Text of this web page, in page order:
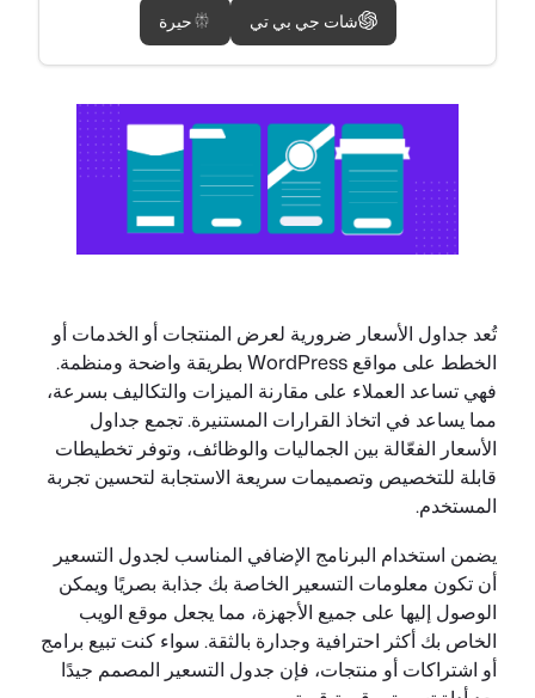
شات جي بي تي حيرة
تُعد جداول الأسعار ضرورية لعرض المنتجات أو الخدمات أو
الخطط على مواقع WordPress بطريقة واضحة ومنظمة.
فهي تساعد العملاء على مقارنة الميزات والتكاليف بسرعة،
مما يساعد في اتخاذ القرارات المستنيرة. تجمع جداول
الأسعار الفعّالة بين الجماليات والوظائف، وتوفر تخطيطات
قابلة للتخصيص وتصميمات سريعة الاستجابة لتحسين تجربة
المستخدم.
يضمن استخدام البرنامج الإضافي المناسب لجدول التسعير
أن تكون معلومات التسعير الخاصة بك جذابة بصريًا ويمكن
الوصول إليها على جميع الأجهزة، مما يجعل موقع الويب
الخاص بك أكثر احترافية وجدارة بالثقة. سواء كنت تبيع برامج
أو اشتراكات أو منتجات، فإن جدول التسعير المصمم جيدًا